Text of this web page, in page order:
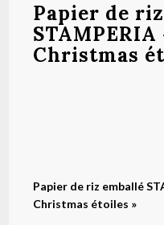
Papier de
Christmas
Papier de riz emballé
Christmas étoiles »